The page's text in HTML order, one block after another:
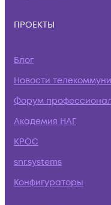
ПРОЕКТЫ
Блог
Новости
Форум
Академия НАГ
КРОС
snr.systems
Конфигураторы